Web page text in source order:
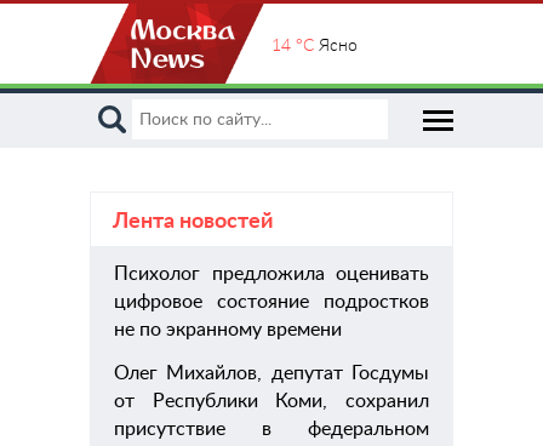
14 °C Ясно
Лента новостей
Психолог предложила оценивать
цифровое состояние подростков
не по экранному времени
Олег Михайлов, депутат Госдумы
от Республики Коми, сохранил
присутствие в федеральном